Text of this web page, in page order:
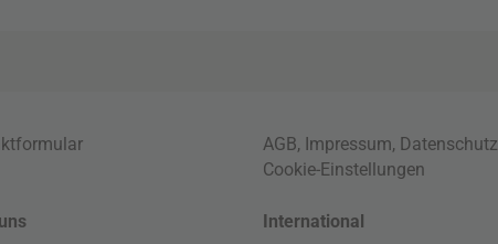
AGB, Impressum, Datenschutz
Cookie-Einstellungen
International